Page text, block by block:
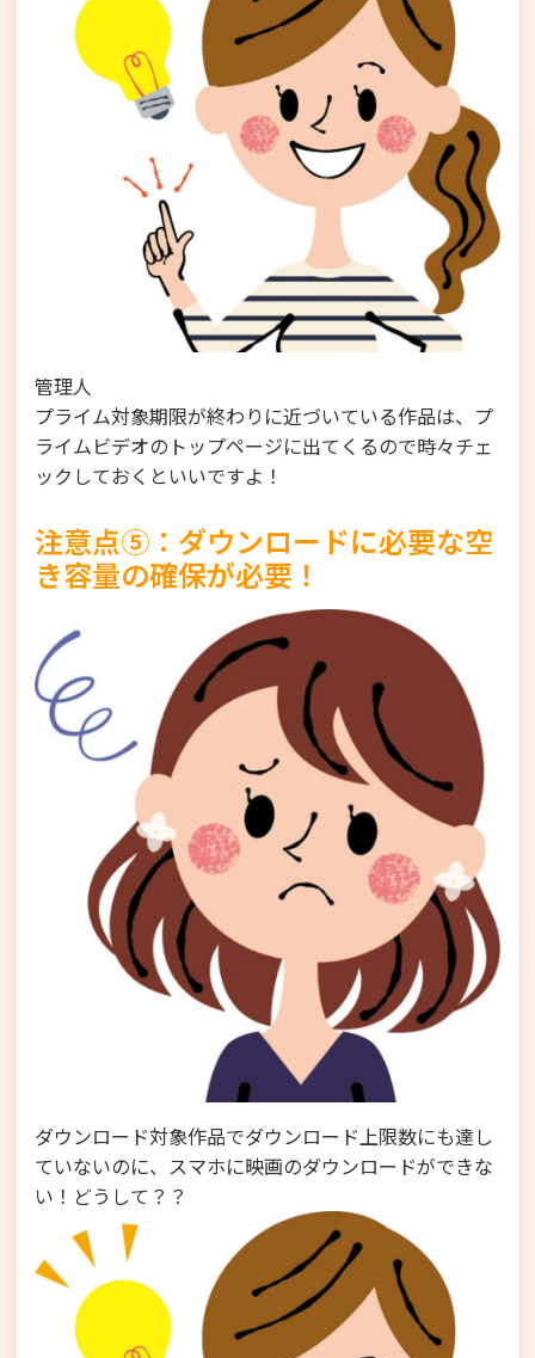
管理人
プライム対象期限が終わりに近づいている作品は、プ
ライムビデオのトップページに出てくるので時々チェ
ックしておくといいですよ！
注意点⑤：ダウンロードに必要な空
き容量の確保が必要！
ダウンロード対象作品でダウンロード上限数にも達し
ていないのに、スマホに映画のダウンロードができな
い！どうして？？